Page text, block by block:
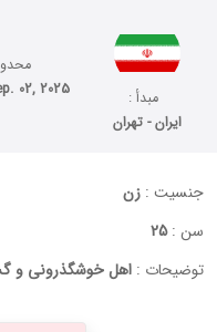
مبدأ :
ایران - تهران
02, 2025
جنسیت : زن
سن :25
توضیحات : اهل خوشگذرونی و